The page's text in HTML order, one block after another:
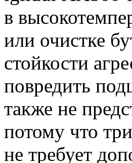
в
или очистке
стойкости
повредить
также не
потому что
не требует